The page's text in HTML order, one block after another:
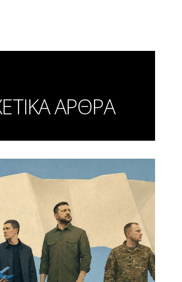
ΑΡΘΡΑ